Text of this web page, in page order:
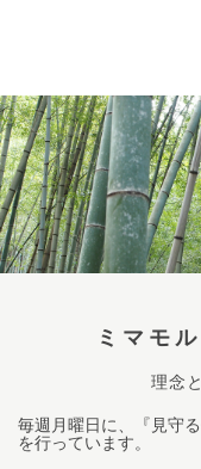
ミマモ
理念
毎週月曜日に、『見守
を行っています。